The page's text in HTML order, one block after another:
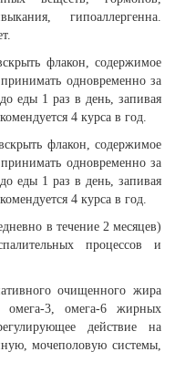
гипоаллергенна.
флакон, содержимое
одновременно за
еды 1 раз в день, запивая
4 курса в год.
флакон, содержимое
одновременно за
еды 1 раз в день, запивая
4 курса в год.
в течение 2 месяцев)
процессов и
очищенного жира
омега-3, омега-6 жирных
действие на
мочеполовую системы,